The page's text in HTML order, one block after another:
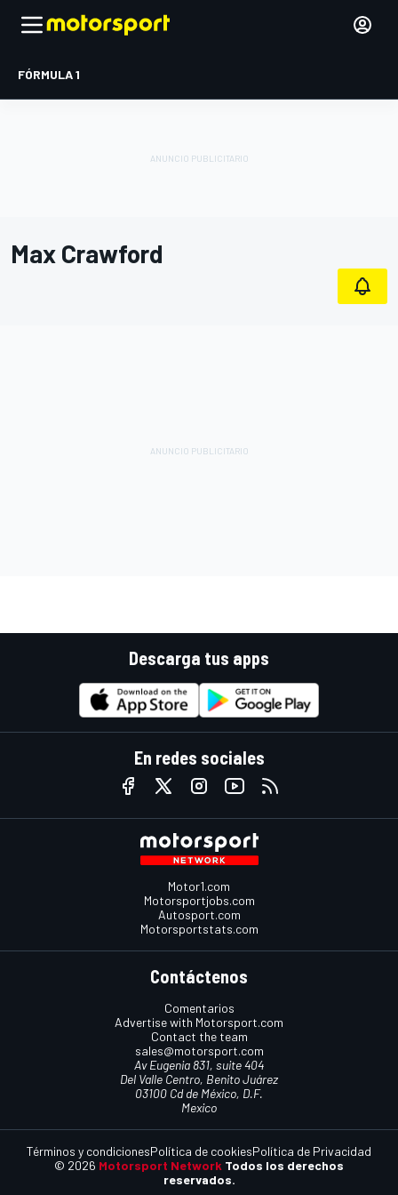
FÓRMULA 1
Max Crawford
Descarga tus apps
En redes sociales
Motor1.com
Motorsportjobs.com
Autosport.com
Motorsportstats.com
Contáctenos
Comentarios
Advertise with Motorsport.com
Contact the team
sales@motorsport.com
Av Eugenia 831, suite 404
Del Valle Centro, Benito Juárez
03100 Cd de México, D.F.
Mexico
© 2026 Motorsport Network Todos los derechos
reservados.
Términos y condicionesPolítica de cookiesPolítica de Privacidad